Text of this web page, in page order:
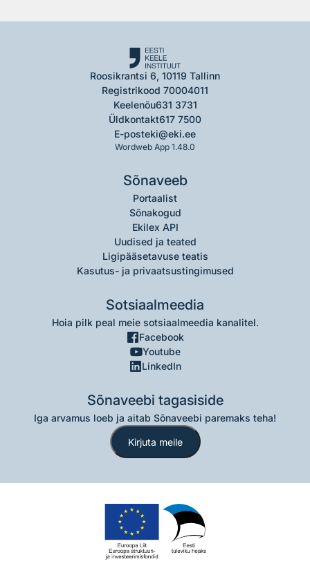
Roosikrantsi 6, 10119 Tallinn
Registrikood 70004011
Keelenõu631 3731
Üldkontakt617 7500
E-posteki@eki.ee
Wordweb App 1.48.0
Sõnaveeb
Portaalist
Sõnakogud
Ekilex API
Uudised ja teated
Ligipääsetavuse teatis
Kasutus- ja privaatsustingimused
Sotsiaalmeedia
Hoia pilk peal meie sotsiaalmeedia kanalitel.
Facebook
Youtube
LinkedIn
Sõnaveebi tagasiside
Iga arvamus loeb ja aitab Sõnaveebi paremaks teha!
Kirjuta meile